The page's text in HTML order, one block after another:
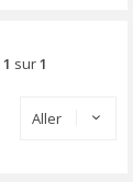
1 sur1
Aller